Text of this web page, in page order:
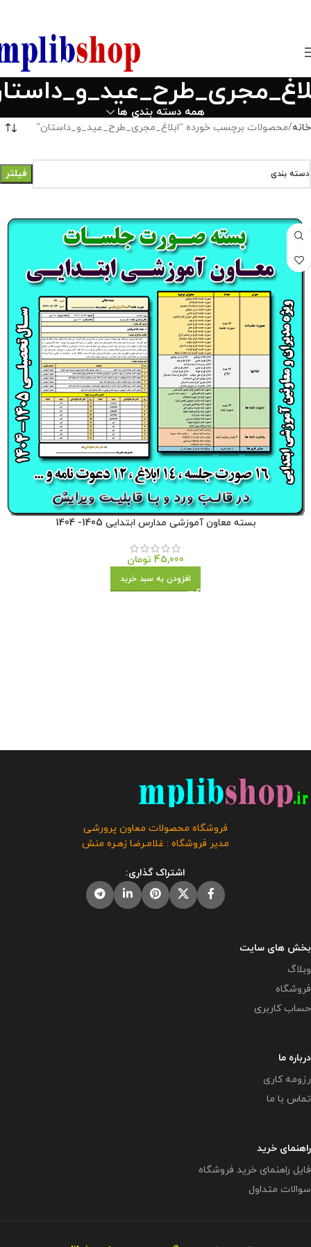
همه دسته بندی ها
خانه محصولات برچسب خورده “ابلاغ_مجری_طرح_عید_و_داستان”
دسته بندی فیلتر
بسته معاون آموزشی مدارس ابتدایی 1405- 1404
45,000 تومان
افزودن به سبد خرید
فروشگاه محصولات معاون پرورشی
مدیر فروشگاه : غلامـرضا زهـره منش
اشتراک گذاری:
بخش های سایت
وبلاگ
فروشگاه
حساب کاربری
درباره ما
رزومه کاری
تماس با ما
راهنمای خرید
فایل راهنمای خرید فروشگاه
سوالات متداول